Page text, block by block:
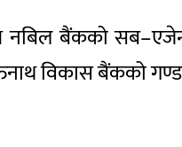
बैंकको
विकास बैंकको